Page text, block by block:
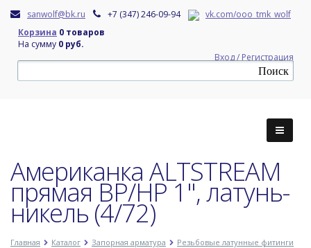
sanwolf@bk.ru +7 (347) 246-09-94
vk.com/ooo_tmk_wolf
Корзина 0 товаров
На сумму 0 руб.
Вход / Регистрация
Американка ALTSTREAM
прямая ВР/НР 1", латунь-
никель (4/72)
Главная Каталог Запорная арматура
Резьбовые латунные фитинги